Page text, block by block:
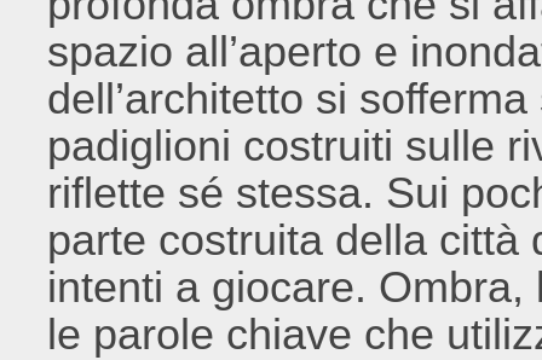
spazio all’aperto e
dell’architetto si
padiglioni costruiti sulle
riflette sé stessa. Sui
parte costruita della città
intenti a giocare.
le parole chiave che